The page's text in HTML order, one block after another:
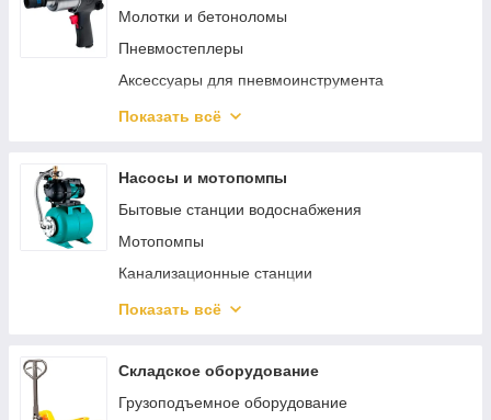
Молотки и бетоноломы
Пневмостеплеры
Аксессуары для пневмоинструмента
Пневматический гайковерт
Пневмошлифмашины
Пневмокраскопульты
Пневмопистолеты
Наборы пневмоинструмента
Пневмодрели
Пневматические заклепочники
Пневмошуруповерты
Показать всё
Насосы и мотопомпы
Бытовые станции водоснабжения
Мотопомпы
Канализационные станции
Погружные насосы
Аксессуары и принадлежности для насосов
Общепромышленные насосы
Показать всё
Складское оборудование
Грузоподъемное оборудование